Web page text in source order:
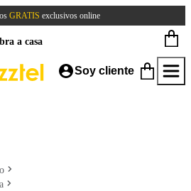
GRATIS exclusivos online
a casa
Soy cliente